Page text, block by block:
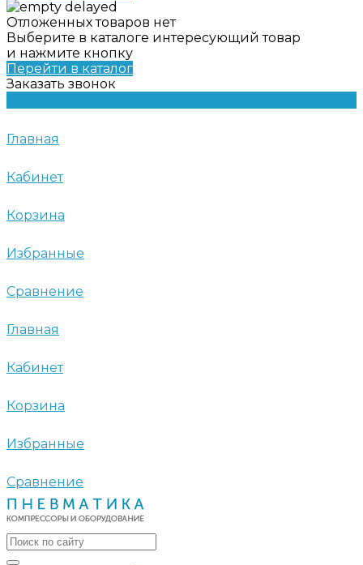
Отложенных товаров нет
Выберите в каталоге интересующий товар
и нажмите кнопку
Перейти в каталог
Заказать звонок
Главная
Кабинет
Корзина
Избранные
Сравнение
Главная
Кабинет
Корзина
Избранные
Сравнение